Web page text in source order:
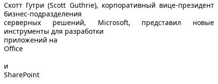
Скотт Гутри (Scott Guthrie), корпоративный вице-президент
бизнес-подразделения
серверных решений, Microsoft, представил новые
инструменты для разработки
приложений на
Office
и
SharePoint